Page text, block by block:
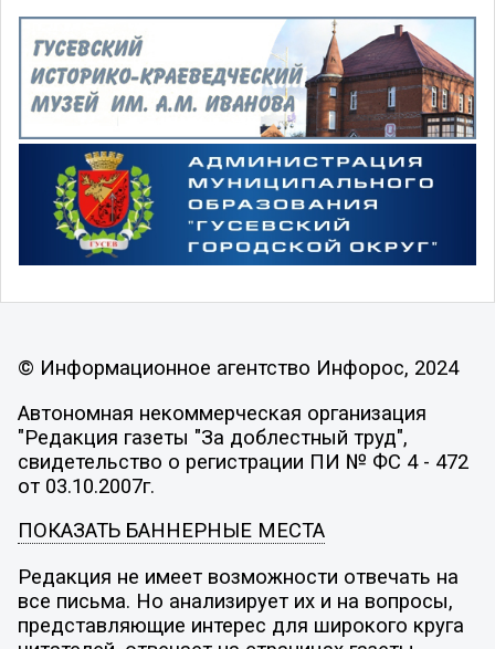
© Информационное агентство Инфорос, 2024
Автономная некоммерческая организация
"Редакция газеты "За доблестный труд",
свидетельство о регистрации ПИ № ФС 4 - 472
от 03.10.2007г.
ПОКАЗАТЬ БАННЕРНЫЕ МЕСТА
Редакция не имеет возможности отвечать на
все письма. Но анализирует их и на вопросы,
представляющие интерес для широкого круга